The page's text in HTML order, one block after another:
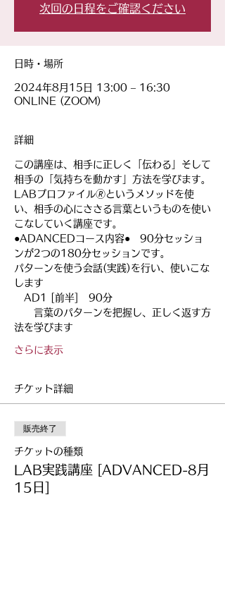
次回の日程をご確認ください
日時・場所
2024年8月15日 13:00 – 16:30
ONLINE (ZOOM)
詳細
この講座は、相手に正しく「伝わる」そして
相手の「気持ちを動かす」方法を学びます。
LABプロファイル🄬というメソッドを使
い、相手の心にささる言葉というものを使い
こなしていく講座です。
●ADANCEDコース内容●　90分セッショ
ンが2つの180分セッションです。
パターンを使う会話(実践)を行い、使いこな
します
AD1 [前半]　90分
言葉のパターンを把握し、正しく返す方
法を学びます
さらに表示
チケット詳細
販売終了
チケットの種類
LAB実践講座 [ADVANCED-8月
15日]